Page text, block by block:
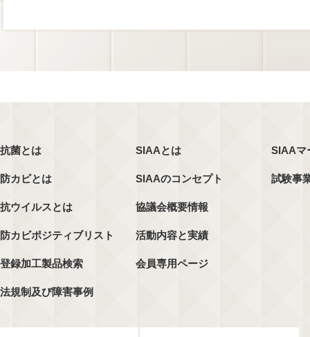
抗菌とは
防カビとは
抗ウイルスとは
防カビポジティブリスト
登録加工製品検索
法規制及び障害事例
SIAAとは
SIAAのコンセプト
協議会概要情報
活動内容と実績
会員専用ページ
SIAAマ
試験事